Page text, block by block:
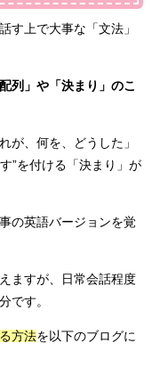
す上で大事な「文法」
列」や「決まり」のこ
が、何を、どうした」
”を付ける「決まり」が
の英語バージョンを覚
ますが、日常会話程度
です。
方法を以下のブログに